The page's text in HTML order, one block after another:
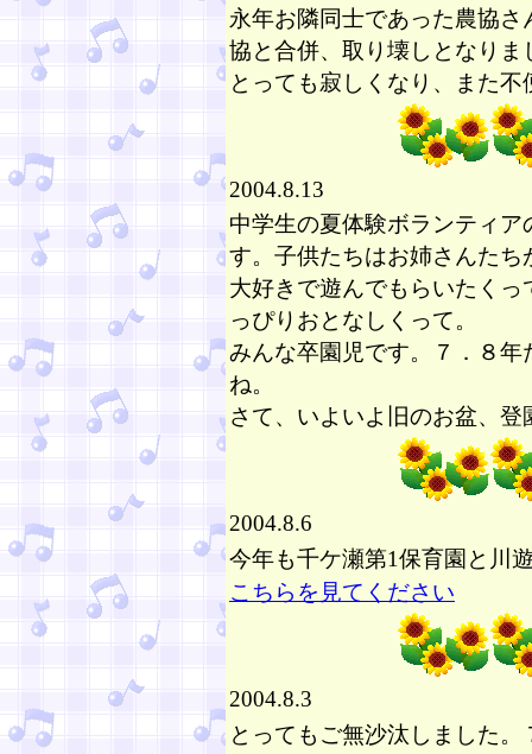
永年お隣同士であった農協
協と合併、取り壊しとなりま
とっても寂しくなり、また不
2004.8.13
中学生の夏体験ボランティ
す。子供たちはお姉さんたち
大好きで遊んでもらいたく
っぴりおとなしくって。
みんな卒園児です。７．８
ね。
さて、いよいよ旧のお盆、
2004.8.6
今年も千ケ瀬第1保育園と川
こちらを見てください
2004.8.3
とってもご無沙汰しました